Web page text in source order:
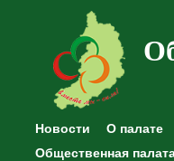
Новости О палате
Общественная